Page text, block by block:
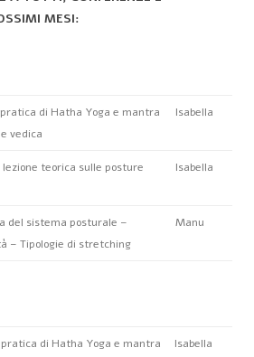
MESI:
di Hatha Yoga e mantra
vedica
Isabella
lezione teorica sulle posture Isabella
del sistema posturale –
– Tipologie di stretching
Manu
di Hatha Yoga e mantra
Isabella